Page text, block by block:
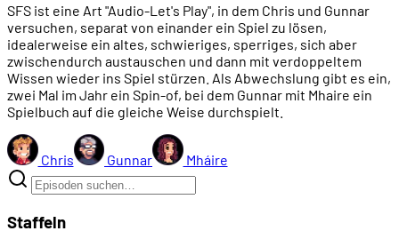
SFS ist eine Art "Audio-Let's Play", in dem Chris und Gunnar
versuchen, separat von einander ein Spiel zu lösen,
idealerweise ein altes, schwieriges, sperriges, sich aber
zwischendurch austauschen und dann mit verdoppeltem
Wissen wieder ins Spiel stürzen. Als Abwechslung gibt es ein,
zwei Mal im Jahr ein Spin-of, bei dem Gunnar mit Mhaire ein
Spielbuch auf die gleiche Weise durchspielt.
Chris Gunnar Mháire
Staffeln